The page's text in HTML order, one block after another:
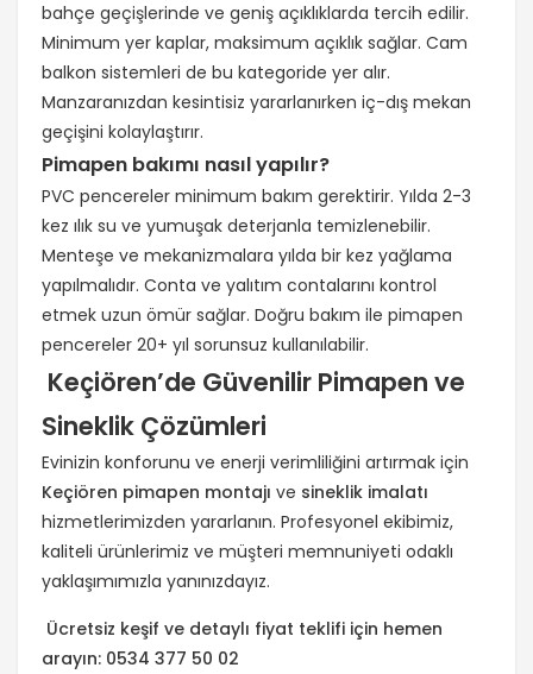
bahçe geçişlerinde ve geniş açıklıklarda tercih edilir.
Minimum yer kaplar, maksimum açıklık sağlar. Cam
balkon sistemleri de bu kategoride yer alır.
Manzaranızdan kesintisiz yararlanırken iç-dış mekan
geçişini kolaylaştırır.
Pimapen bakımı nasıl yapılır?
PVC pencereler minimum bakım gerektirir. Yılda 2-3
kez ılık su ve yumuşak deterjanla temizlenebilir.
Menteşe ve mekanizmalara yılda bir kez yağlama
yapılmalıdır. Conta ve yalıtım contalarını kontrol
etmek uzun ömür sağlar. Doğru bakım ile pimapen
pencereler 20+ yıl sorunsuz kullanılabilir.
Keçiören’de Güvenilir Pimapen ve
Sineklik Çözümleri
Evinizin konforunu ve enerji verimliliğini artırmak için
Keçiören pimapen montajı ve sineklik imalatı
hizmetlerimizden yararlanın. Profesyonel ekibimiz,
kaliteli ürünlerimiz ve müşteri memnuniyeti odaklı
yaklaşımımızla yanınızdayız.
Ücretsiz keşif ve detaylı fiyat teklifi için hemen
arayın: 0534 377 50 02